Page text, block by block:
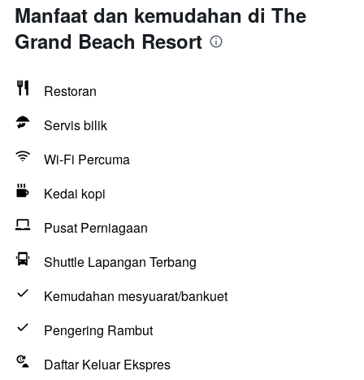
Manfaat dan kemudahan di The
Grand Beach Resort
Restoran
Servis bilik
Wi-Fi Percuma
Kedai kopi
Pusat Perniagaan
Shuttle Lapangan Terbang
Kemudahan mesyuarat/bankuet
Pengering Rambut
Daftar Keluar Ekspres